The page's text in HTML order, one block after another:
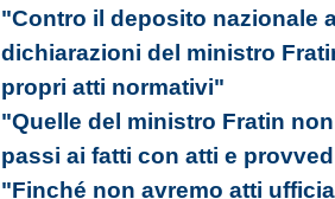
"Contro il deposito nazionale
dichiarazioni del ministro
propri atti normativi"
"Quelle del ministro Fratin
passi ai fatti con atti e
"Finché non avremo atti